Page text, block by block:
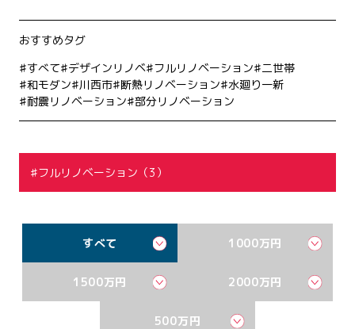
おすすめタグ
すべて
デザインリノベ フルリノベーション
二世帯
和モダン 川西市 断熱リノベーション 水廻り一新
耐震リノベーション 部分リノベーション
フルリノベーション（3）
すべて 1000万円
1500万円 2000万円
500万円